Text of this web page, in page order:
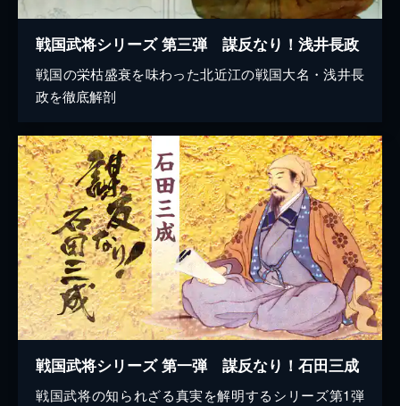
戦国武将シリーズ 第三弾 謀反なり！浅井長政
戦国の栄枯盛衰を味わった北近江の戦国大名・浅井長
政を徹底解剖
戦国武将シリーズ 第一弾 謀反なり！石田三成
戦国武将の知られざる真実を解明するシリーズ第1弾